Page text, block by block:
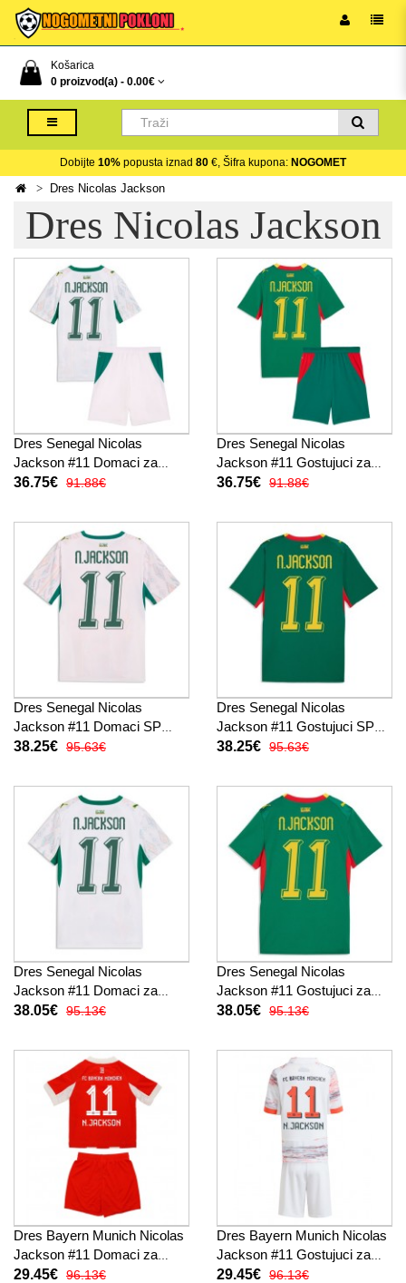
Košarica
0 proizvod(a) - 0.00€
Dobijte 10% popusta iznad 80 €, Šifra kupona: NOGOMET
Dres Nicolas Jackson
Dres Nicolas Jackson
Dres Senegal Nicolas
Jackson #11 Domaci za
djecu SP 2026 Kratak Rukav
36.75€ 91.88€
Dres Senegal Nicolas
Jackson #11 Gostujuci za
djecu SP 2026 Kratak Rukav
36.75€ 91.88€
Dres Senegal Nicolas
Jackson #11 Domaci SP
2026 Kratak Rukav
38.25€ 95.63€
Dres Senegal Nicolas
Jackson #11 Gostujuci SP
2026 Kratak Rukav
38.25€ 95.63€
Dres Senegal Nicolas
Jackson #11 Domaci za
Žensko SP 2026 Kratak
38.05€ 95.13€
Dres Senegal Nicolas
Jackson #11 Gostujuci za
Žensko SP 2026 Kratak
38.05€ 95.13€
Dres Bayern Munich Nicolas
Jackson #11 Domaci za
djecu 2025-26 Kratak Rukav
29.45€ 96.13€
Dres Bayern Munich Nicolas
Jackson #11 Gostujuci za
djecu 2025-26 Kratak Rukav
29.45€ 96.13€